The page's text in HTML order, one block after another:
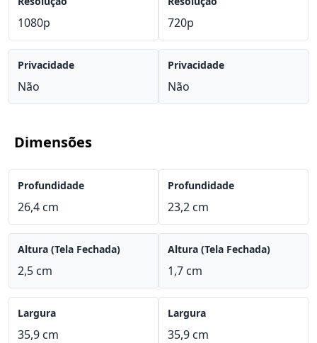
1080p
Privacidade
Não
720p
Privacidade
Não
Dimensões
Profundidade
26,4 cm
Altura (Tela Fechada)
2,5 cm
Largura
35,9 cm
Profundidade
23,2 cm
Altura (Tela Fechada)
1,7 cm
Largura
35,9 cm